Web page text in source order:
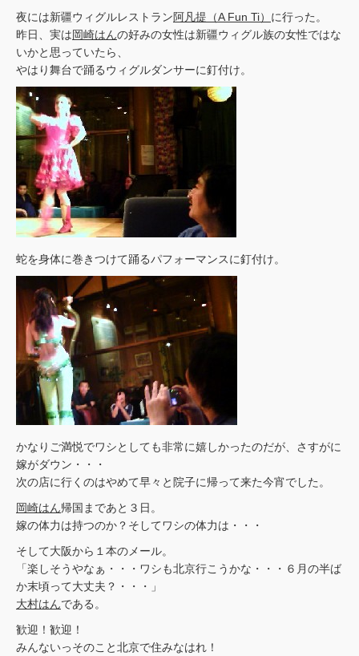
夜には新疆ウィグルレストラン阿凡提（A Fun Ti） に行った。
昨日、実は岡崎はんの好みの女性は新疆ウィグル族の女性ではな
いかと思っていたら、
やはり舞台で踊るウィグルダンサーに釘付け。
蛇を身体に巻きつけて踊るパフォーマンスに釘付け。
かなりご満悦でワシとしても非常に嬉しかったのだが、さすがに
嫁がダウン・・・
次の店に行くのはやめて早々と院子に帰って来た今宵でした。
岡崎はん帰国まであと３日。
嫁の体力は持つのか？そしてワシの体力は・・・
そして大阪から１本のメール。
「楽しそうやなぁ・・・ワシも北京行こうかな・・・６月の半ば
か末頃って大丈夫？・・・」
大村はんである。
歓迎！歓迎！
みんないっそのこと北京で住みなはれ！